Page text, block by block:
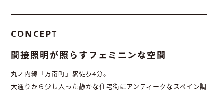
CONCEPT
間接照明が照らすフェミニンな空間
丸ノ内線「方南町」駅徒歩4分。
大通りから少し入った静かな住宅街にアンティークなスペイン調